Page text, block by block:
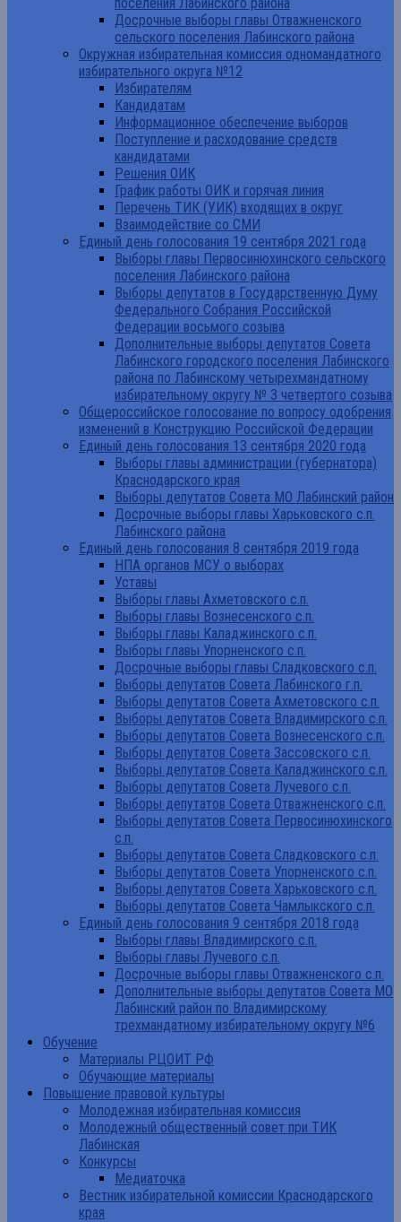
Досрочные выборы главы Отважненского
сельского поселения Лабинского района
Окружная избирательная комиссия одномандатного
избирательного округа №12
Избирателям
Кандидатам
Информационное обеспечение выборов
Поступление и расходование средств
кандидатами
Решения ОИК
График работы ОИК и горячая линия
Перечень ТИК (УИК) входящих в округ
Взаимодействие со СМИ
Единый день голосования 19 сентября 2021 года
Выборы главы Первосинюхинского сельского
поселения Лабинского района
Выборы депутатов в Государственную Думу
Федерального Собрания Российской
Федерации восьмого созыва
Дополнительные выборы депутатов Совета
Лабинского городского поселения Лабинского
района по Лабинскому четырехмандатному
избирательному округу № 3 четвертого созыва
Общероссийское голосование по вопросу одобрения
изменений в Конструкцию Российской Федерации
Единый день голосования 13 сентября 2020 года
Выборы главы администрации (губернатора)
Краснодарского края
Выборы депутатов Совета МО Лабинский район
Досрочные выборы главы Харьковского с.п.
Лабинского района
Единый день голосования 8 сентября 2019 года
НПА органов МСУ о выборах
Уставы
Выборы главы Ахметовского с.п.
Выборы главы Вознесенского с.п.
Выборы главы Каладжинского с.п.
Выборы главы Упорненского с.п.
Досрочные выборы главы Сладковского с.п.
Выборы депутатов Совета Лабинского г.п.
Выборы депутатов Совета Ахметовского с.п.
Выборы депутатов Совета Владимирского с.п.
Выборы депутатов Совета Вознесенского с.п.
Выборы депутатов Совета Зассовского с.п.
Выборы депутатов Совета Каладжинского с.п.
Выборы депутатов Совета Лучевого с.п.
Выборы депутатов Совета Отважненского с.п.
Выборы депутатов Совета Первосинюхинского
с.п.
Выборы депутатов Совета Сладковского с.п.
Выборы депутатов Совета Упорненского с.п.
Выборы депутатов Совета Харьковского с.п.
Выборы депутатов Совета Чамлыкского с.п.
Единый день голосования 9 сентября 2018 года
Выборы главы Владимирского с.п.
Выборы главы Лучевого с.п.
Досрочные выборы главы Отважненского с.п.
Дополнительные выборы депутатов Совета МО
Лабинский район по Владимирскому
трехмандатному избирательному округу №6
Обучение
Материалы РЦОИТ РФ
Обучающие материалы
Повышение правовой культуры
Молодежная избирательная комиссия
Молодежный общественный совет при ТИК
Лабинская
Конкурсы
Медиаточка
Вестник избирательной комиссии Краснодарского
края